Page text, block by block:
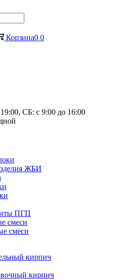
Корзина0 0
СБ: с 9:00 до 16:00
ЖБИ
ПГП
смеси
смеси
кирпич
кирпич